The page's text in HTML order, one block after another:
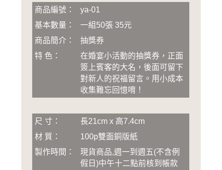
商品編號：
ya-01
基本數量：
一組50張 35元
商品簡介：
抽獎券
特 色：
在婚宴小活動的抽獎券，正面
簽上賓客的大名，後面可留下
對新人的祝福留言。用小成本
收集難忘回憶唷！
尺 寸：
長21cm x 高7.4cm
材 質：
100p雙面銅版紙
製作時間：
現貨商品,週一到週五(不含例
假日)中午十二點前核到帳款